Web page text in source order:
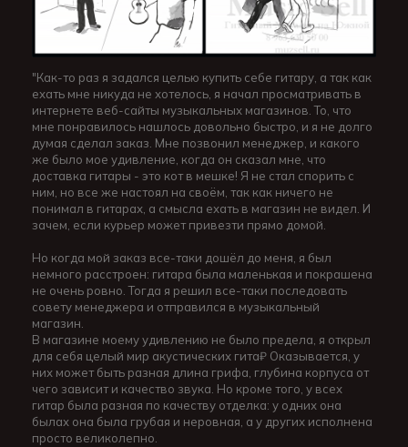
"Как-то раз я задался целью купить себе гитару, а так как
ехать мне никуда не хотелось, я начал просматривать в
интернете веб-сайты музыкальных магазинов. То, что
мне понравилось нашлось довольно быстро, и я не долго
думая сделал заказ. Мне позвонил менеджер, и какого
же было мое удивление, когда он сказал мне, что
доставка гитары - это кот в мешке! Я не стал спорить с
ним, но все же настоял на своём, так как ничего не
понимал в гитарах, а смысла ехать в магазин не видел. И
зачем, если курьер может привезти прямо домой.
Но когда мой заказ все-таки дошёл до меня, я был
немного расстроен: гитара была маленькая и покрашена
не очень ровно. Тогда я решил все-таки последовать
совету менеджера и отправился в музыкальный
магазин.
В магазине моему удивлению не было предела, я открыл
для себя целый мир акустических гита₽ Оказывается, у
них может быть разная длина грифа, глубина корпуса от
чего зависит и качество звука. Но кроме того, у всех
гитар была разная по качеству отделка: у одних она
былах она была грубая и неровная, а у других исполнена
просто великолепно.